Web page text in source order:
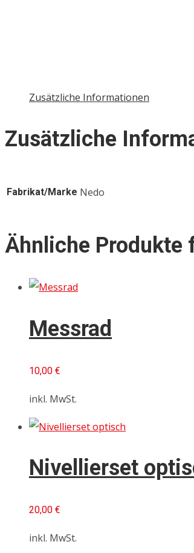
Zusätzliche Informationen
Zusätzliche
Fabrikat/Marke Nedo
Ähnliche Produkte
Messrad
10,00 €
inkl. MwSt.
Nivellierset
20,00 €
inkl. MwSt.